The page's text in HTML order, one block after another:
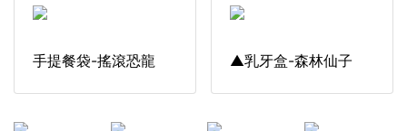
手提餐袋-搖滾恐龍 ▲乳牙盒-森林仙子